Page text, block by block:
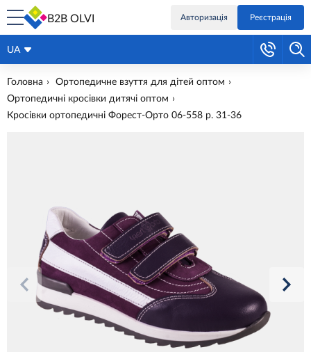
B2B OLVI Авторизація Реєстрація
UA
Головна
Ортопедичне взуття для дітей оптом
Ортопедичні кросівки дитячі оптом
Кросівки ортопедичні Форест-Орто 06-558 р. 31-36